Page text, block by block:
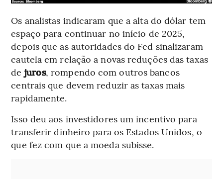
Os analistas indicaram que a alta do dólar tem
espaço para continuar no início de 2025,
depois que as autoridades do Fed sinalizaram
cautela em relação a novas reduções das taxas
de juros, rompendo com outros bancos
centrais que devem reduzir as taxas mais
rapidamente.
Isso deu aos investidores um incentivo para
transferir dinheiro para os Estados Unidos, o
que fez com que a moeda subisse.